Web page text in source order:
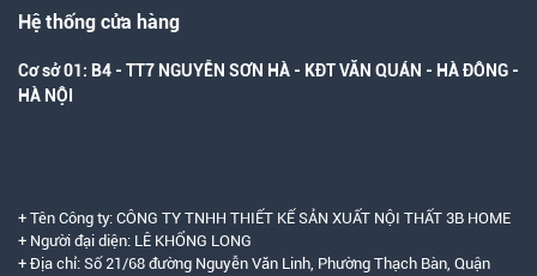
Hệ thống cửa hàng
Cơ sở 01: B4 - TT7 NGUYỄN SƠN HÀ - KĐT VĂN QUÁN - HÀ ĐÔNG -
HÀ NỘI
+ Tên Công ty: CÔNG TY TNHH THIẾT KẾ SẢN XUẤT NỘI THẤT 3B HOME
+ Người đại diện: LÊ KHỔNG LONG
+ Địa chỉ: Số 21/68 đường Nguyễn Văn Linh, Phường Thạch Bàn, Quận